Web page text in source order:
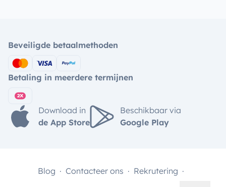
Beveiligde betaalmethoden
Betaling in meerdere termijnen
Download in
de App Store
Beschikbaar via
Google Play
Blog Contacteer ons
Rekrutering